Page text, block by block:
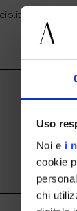
Uso
Noi e i
cookie
chi